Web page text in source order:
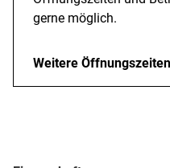
heißer Tipp für jegliche
Betriebszeiten der Bergbahn.
Feste & Feiern:
Anreise & Parken:
gerne möglich.
Weitere Öffnungszeiten